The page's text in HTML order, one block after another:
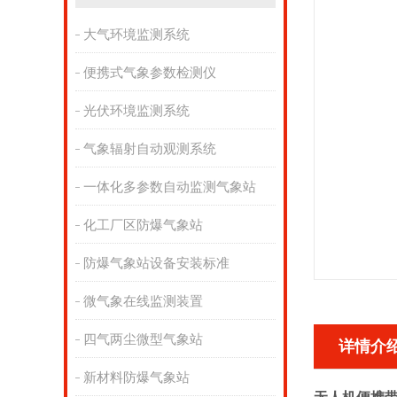
大气环境监测系统
便携式气象参数检测仪
光伏环境监测系统
气象辐射自动观测系统
一体化多参数自动监测气象站
化工厂区防爆气象站
防爆气象站设备安装标准
微气象在线监测装置
四气两尘微型气象站
新材料防爆气象站
详情介